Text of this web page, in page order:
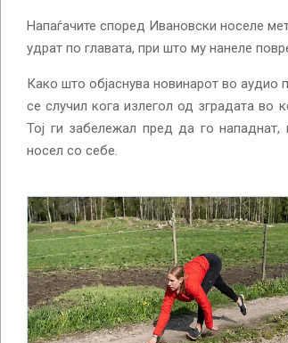
Напаѓачите според Ивановски носеле
удрат по главата, при што му нанеле
Како што објаснува новинарот во аудио
се случил кога излегол од зградата во
Тој ги забележал пред да го
носел со себе.